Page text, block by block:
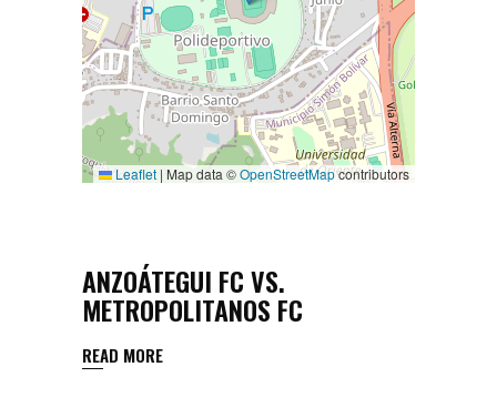
Leaflet | Map data ©OpenStreetMapcontributors
ANZOÁTEGUI FC VS.
METROPOLITANOS FC
READ MORE